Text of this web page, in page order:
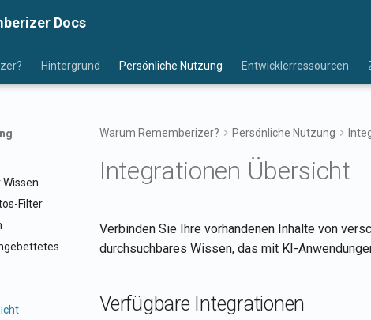
Docs
Hintergrund Persönliche Nutzung Entwicklerressourcen
Wissen
Filter
Warum Rememberizer? Persönliche Nutzung
Integrationen Übersicht
Verbinden Sie Ihre vorhandenen Inhalte von
durchsuchbares Wissen, das mit KI-
Verfügbare Integrationen